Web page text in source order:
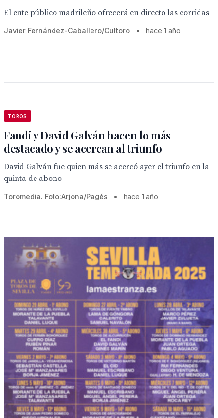
El ente público madrileño ofrecerá en directo las corridas
Javier Fernández-Caballero/Cultoro • hace 1 año
TOROS
Fandi y David Galván hacen lo más
destacado y se acercan al triunfo
David Galván fue quien más se acercó ayer el triunfo en la
quinta de abono
Toromedia. Foto:Arjona/Pagés • hace 1 año